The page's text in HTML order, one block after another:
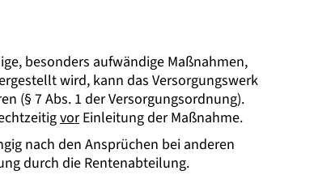
besonders aufwändige Maßnahmen,
wird, kann das Versorgungswerk
(§ 7 Abs. 1 der Versorgungsordnung).
vorEinleitung der Maßnahme.
nach den Ansprüchen bei anderen
durch die Rentenabteilung.